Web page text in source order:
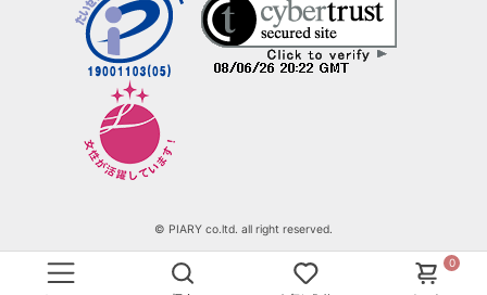
0
© PIARY co.ltd. all right reserved.